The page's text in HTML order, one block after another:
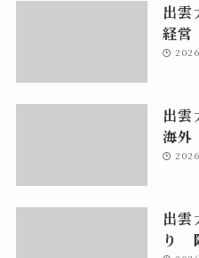
出
経営
出
海
出
り